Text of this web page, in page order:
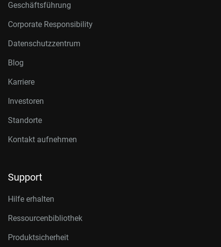
Geschäftsführung
Corporate Responsibility
Datenschutzzentrum
Blog
Karriere
Investoren
Standorte
Kontakt aufnehmen
Support
Hilfe erhalten
Ressourcenbibliothek
Produktsicherheit